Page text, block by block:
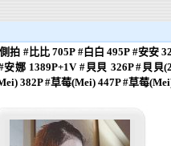
#比比 705P #白白 495P #安安
娜 1389P+1V #貝貝 326P #貝貝
382P #草莓(Mei) 447P #草莓